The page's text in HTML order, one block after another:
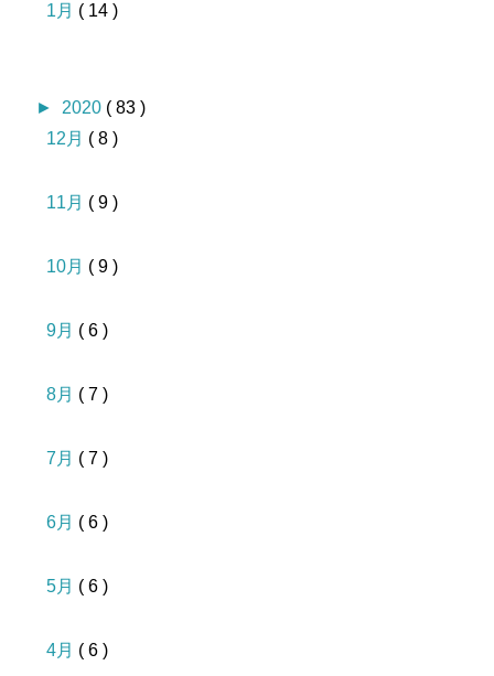
1月 ( 14 )
► 2020 ( 83 )
12月 ( 8 )
11月 ( 9 )
10月 ( 9 )
9月 ( 6 )
8月 ( 7 )
7月 ( 7 )
6月 ( 6 )
5月 ( 6 )
4月 ( 6 )